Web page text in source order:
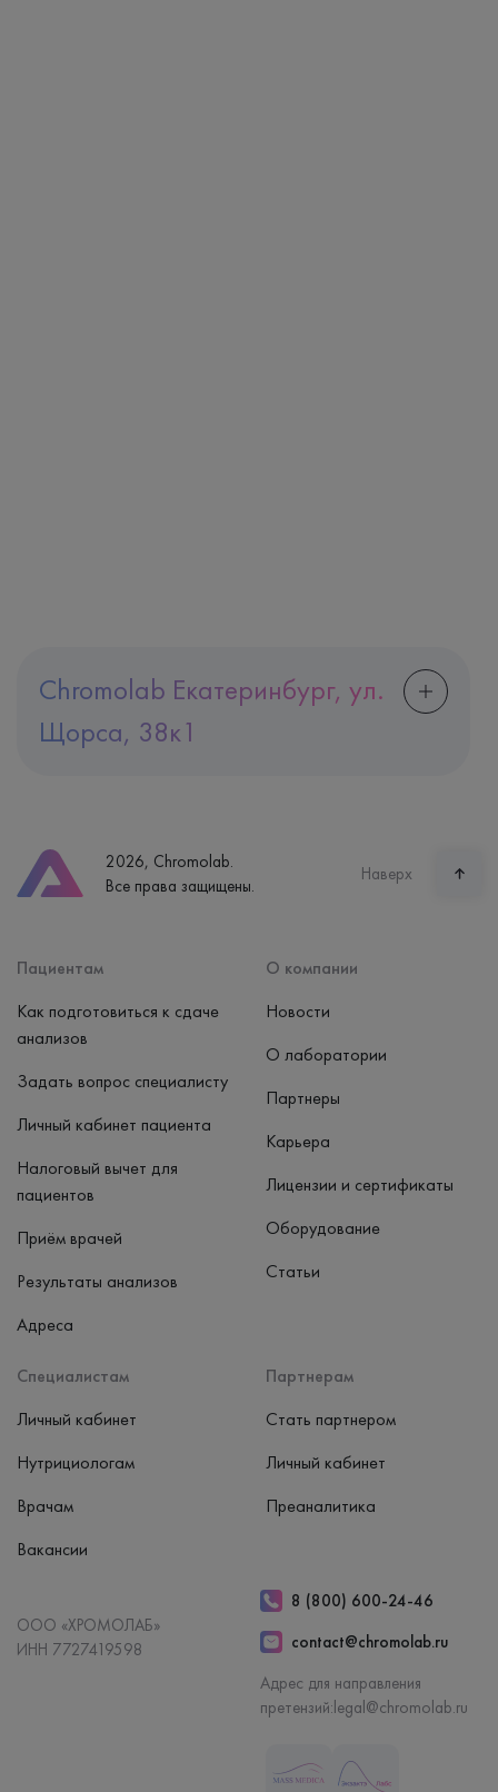
Chromolab Екатеринбург, ул.
Щорса, 38к1
Часы работы
пн-вс: 7:30-15:00
2026, Chromolab.
Все права защищены.
Наверх
Пациентам
Как подготовиться к сдаче
анализов
Задать вопрос специалисту
Личный кабинет пациента
Налоговый вычет для
пациентов
Приём врачей
Результаты анализов
Адреса
Специалистам
Личный кабинет
Нутрициологам
Врачам
Вакансии
Партнерам
Стать партнером
Личный кабинет
Преаналитика
О компании
Новости
О лаборатории
Партнеры
Карьера
Лицензии и сертификаты
Оборудование
Статьи
ООО «ХРОМОЛАБ»
ИНН 7727419598
8 (800) 600-24-46
contact@chromolab.ru
Адрес для направления
претензий:legal@chromolab.ru